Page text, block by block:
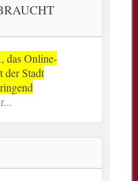
Online-
der Stadt